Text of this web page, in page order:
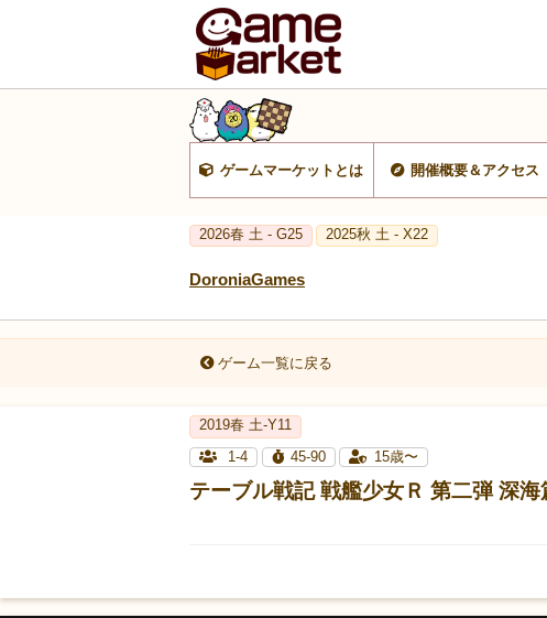
ゲームマーケットとは 開催概要＆アクセス
2026春 土 - G25 2025秋 土 - X22
DoroniaGames
ゲーム一覧に戻る
2019春 土-Y11
1-4
45-90 15歳〜
テーブル戦記 戦艦少女Ｒ 第二弾 深海